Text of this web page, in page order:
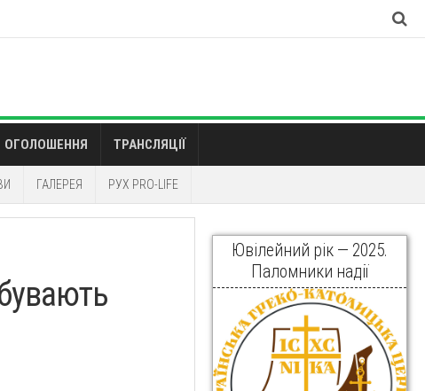
ОГОЛОШЕННЯ ТРАНСЛЯЦІЇ
ГАЛЕРЕЯ РУХ PRO-LIFE
Ювілейний рік — 2025.
Паломники надії